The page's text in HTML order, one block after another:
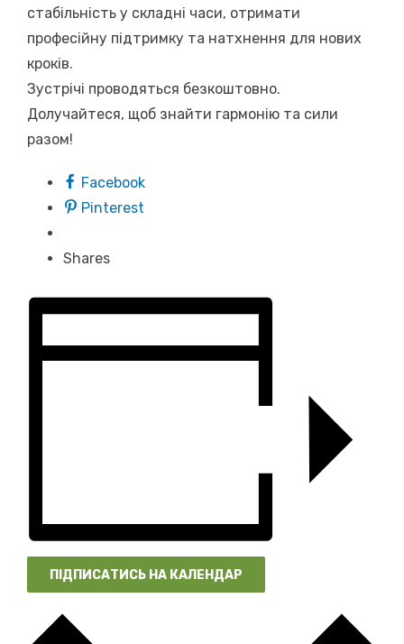
стабільність у складні часи, отримати
професійну підтримку та натхнення для нових
кроків.
Зустрічі проводяться безкоштовно.
Долучайтеся, щоб знайти гармонію та сили
разом!
Facebook
Pinterest
Shares
ПІДПИСАТИСЬ НА КАЛЕНДАР